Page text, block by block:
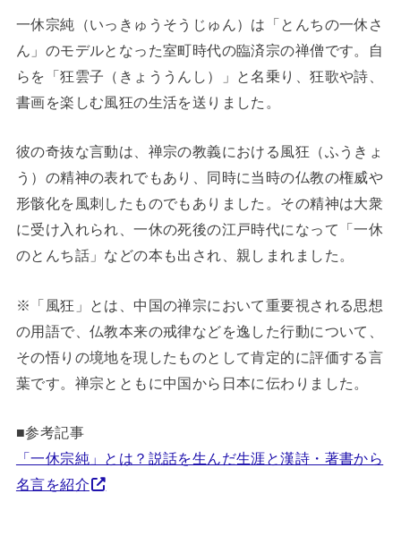
一休宗純（いっきゅうそうじゅん）は「とんちの一休さ
ん」のモデルとなった室町時代の臨済宗の禅僧です。自
らを「狂雲子（きょううんし）」と名乗り、狂歌や詩、
書画を楽しむ風狂の生活を送りました。
彼の奇抜な言動は、禅宗の教義における風狂（ふうきょ
う）の精神の表れでもあり、同時に当時の仏教の権威や
形骸化を風刺したものでもありました。その精神は大衆
に受け入れられ、一休の死後の江戸時代になって「一休
のとんち話」などの本も出され、親しまれました。
※「風狂」とは、中国の禅宗において重要視される思想
の用語で、仏教本来の戒律などを逸した行動について、
その悟りの境地を現したものとして肯定的に評価する言
葉です。禅宗とともに中国から日本に伝わりました。
■参考記事
「一休宗純」とは？説話を生んだ生涯と漢詩・著書から
名言を紹介